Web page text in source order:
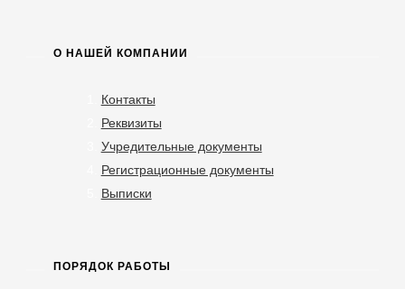
О НАШЕЙ КОМПАНИИ
Контакты
Реквизиты
Учредительные документы
Регистрационные документы
Выписки
ПОРЯДОК РАБОТЫ